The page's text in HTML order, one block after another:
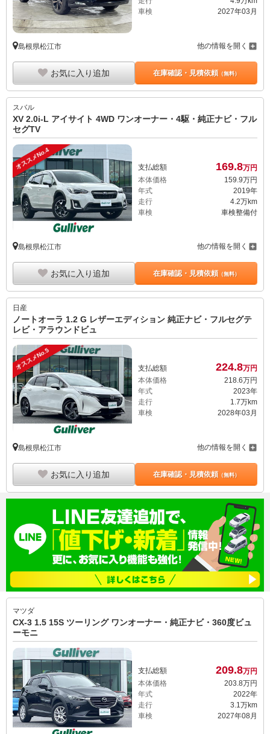
車検
2027年03月
島根県松江市 他の情報を開く
お気に入り追加 在庫確認・見積依頼（無料）
スバル
XV 2.0i-L アイサイト 4WD ワンオーナー・4駆・純正ナビ・フル
セグTV
オススメNo.4 支払総額 169.8万円
本体価格
159. 9万円
年式
2019年
走行
4.2万km
車検
車検整備付
島根県松江市 他の情報を開く
お気に入り追加 在庫確認・見積依頼（無料）
日産
ノートオーラ 1.2 G レザーエディション 純正ナビ・フルセグテ
レビ・アラウンドビュ
オススメNo.5 支払総額 224.8万円
本体価格
218.6万円
年式
2023年
走行
1.7万km
車検
2028年03月
島根県松江市 他の情報を開く
お気に入り追加 在庫確認・見積依頼（無料）
マツダ
CX-3 1.5 15S ツーリング ワンオーナー・純正ナビ・360度ビュ
ーモニ
支払総額 209.8万円
本体価格
203. 8万円
年式
2022年
走行
3.1万km
車検
2027年08月